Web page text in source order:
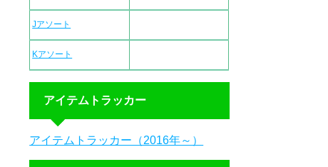
Jアソート
Kアソート
アイテムトラッカー
アイテムトラッカー（2016年～）